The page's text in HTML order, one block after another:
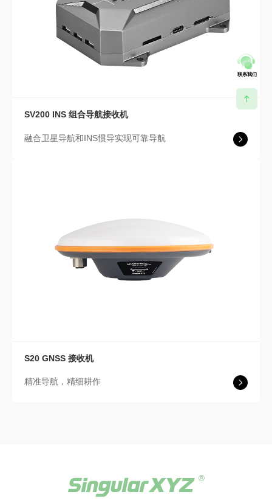
SV200 INS 组合导航接收机
融合卫星导航和INS惯导实现可靠导航
S20 GNSS 接收机
精准导航，精细耕作
联系我们